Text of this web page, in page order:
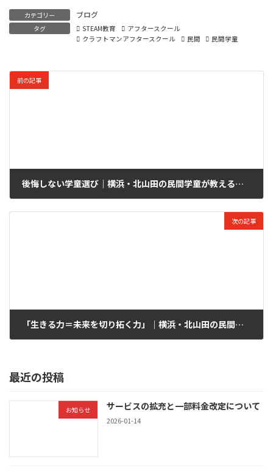
カテゴリー ブログ
タグ STEAM教育
アフタースクール
クラフトマンアフタースクール
民間 民間学童
前の記事
後悔しない学童選び｜横浜・北山田の民間学童が教える「見学でチェックすべき5つのポイント」
次の記事
「生きる力＝未来を切り拓く力」｜横浜・北山田の民間学童が育む“グローバルで通用する土台”
最近の投稿
お知らせ サービスの拡充と一部料金改定について
2026-01-14